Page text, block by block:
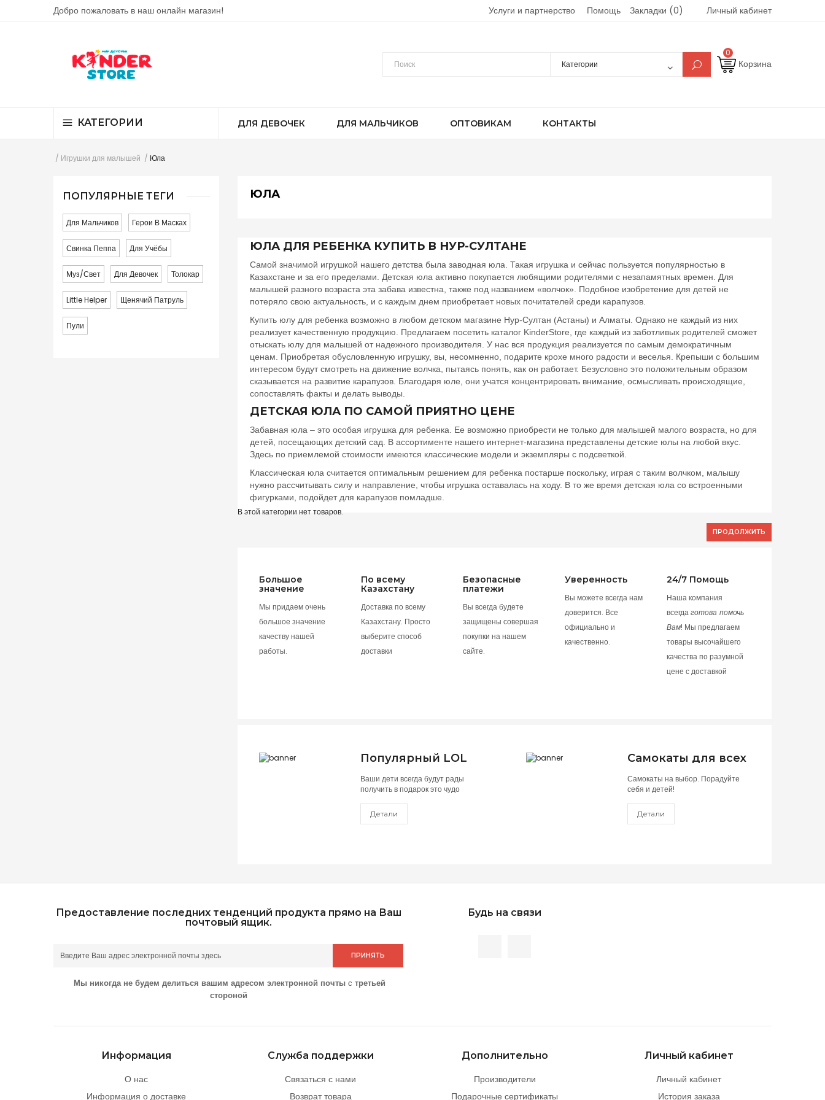
Добро пожаловать в наш онлайн магазин! Закладки (0) Личный кабинет
Услуги и партнерство Помощь
Корзина
0
КАТЕГОРИИ ДЛЯ ДЕВОЧЕК ДЛЯ МАЛЬЧИКОВ ОПТОВИКАМ КОНТАКТЫ
Игрушки для малышей Юла
ПОПУЛЯРНЫЕ ТЕГИ
Для Мальчиков Герои В Масках
Свинка Пеппа Для Учёбы
Муз/свет Для Девочек Толокар
Little Helper Щенячий Патруль
Пули
ЮЛА
ЮЛА ДЛЯ РЕБЕНКА КУПИТЬ В НУР-СУЛТАНЕ
Самой значимой игрушкой нашего детства была заводная юла. Такая игрушка и сейчас пользуется популярностью в
Казахстане и за его пределами. Детская юла активно покупается любящими родителями с незапамятных времен. Для
малышей разного возраста эта забава известна, также под названием «волчок». Подобное изобретение для детей не
потеряло свою актуальность, и с каждым днем приобретает новых почитателей среди карапузов.
Купить юлу для ребенка возможно в любом детском магазине Нур-Султан (Астаны) и Алматы. Однако не каждый из них
реализует качественную продукцию. Предлагаем посетить каталог KinderStore, где каждый из заботливых родителей сможет
отыскать юлу для малышей от надежного производителя. У нас вся продукция реализуется по самым демократичным
ценам. Приобретая обусловленную игрушку, вы, несомненно, подарите крохе много радости и веселья. Крепыши с большим
интересом будут смотреть на движение волчка, пытаясь понять, как он работает. Безусловно это положительным образом
сказывается на развитие карапузов. Благодаря юле, они учатся концентрировать внимание, осмысливать происходящие,
сопоставлять факты и делать выводы.
ДЕТСКАЯ ЮЛА ПО САМОЙ ПРИЯТНО ЦЕНЕ
Забавная юла – это особая игрушка для ребенка. Ее возможно приобрести не только для малышей малого возраста, но для
детей, посещающих детский сад. В ассортименте нашего интернет-магазина представлены детские юлы на любой вкус.
Здесь по приемлемой стоимости имеются классические модели и экземпляры с подсветкой.
Классическая юла считается оптимальным решением для ребенка постарше поскольку, играя с таким волчком, малышу
нужно рассчитывать силу и направление, чтобы игрушка оставалась на ходу. В то же время детская юла со встроенными
фигурками, подойдет для карапузов помладше.
В этой категории нет товаров.
ПРОДОЛЖИТЬ
Большое
значение
Мы придаем очень
большое значение
качеству нашей
работы.
По всему
Казахстану
Доставка по всему
Казахстану. Просто
выберите способ
доставки
Безопасные
платежи
Вы всегда будете
защищены совершая
покупки на нашем
сайте.
Уверенность
Вы можете всегда нам
доверится. Все
официально и
качественно.
24/7 Помощь
Наша компания
всегдаготова помочь
Вам! Мы предлагаем
товары высочайшего
качества по разумной
цене с доставкой
Популярный LOL
Ваши дети всегда будут рады
получить в подарок это чудо
Детали
Самокаты для всех
Самокаты на выбор. Порадуйте
себя и детей!
Детали
Предоставление последних тенденций продукта прямо на Ваш
почтовый ящик.
ПРИНЯТЬ
Мы никогда не будем делиться вашим адресом электронной почты с третьей
стороной
Будь на связи
Информация
О нас
Информация о доставке
Служба поддержки
Связаться с нами
Возврат товара
Дополнительно
Производители
Подарочные сертификаты
Личный кабинет
Личный кабинет
История заказа